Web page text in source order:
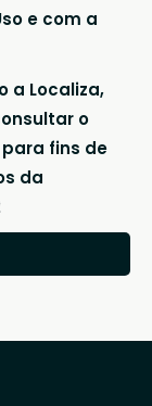
e com a
a Localiza,
o
fins de
da